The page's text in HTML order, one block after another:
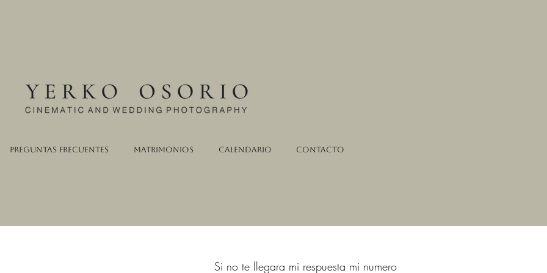
Preguntas Frecuentes Matrimonios Calendario Contacto
Si no te llegara mi respuesta mi numero